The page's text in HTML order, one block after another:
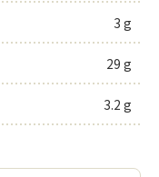
3 g
29 g
3.2 g